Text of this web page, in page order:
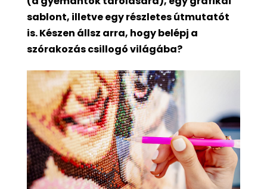
sablont, illetve egy részletes útmutatót
is. Készen állsz arra, hogy belépj a
szórakozás csillogó világába?